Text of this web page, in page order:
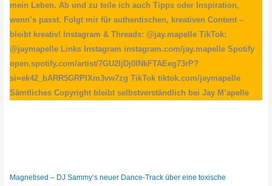
mein Leben. Ab und zu teile ich auch Tipps oder Inspiration,
wenn’s passt. Folgt mir für authentischen, kreativen Content –
bleibt kreativ! Instagram & Threads: @jay.mapelle TikTok:
@jaymapelle Links Instagram instagram.com/jay.mapelle Spotify
open.spotify.com/artist/7GU2IjDj0lNkFTAEeg73rP?
si=ek42_bARR5GRPIXm3vw7zg TikTok tiktok.com/jaymapelle
Sämtliches Copyright bleibt selbstverständlich bei Jay M’apelle
Magnetised – DJ Sammy‘s neuer Dance-Track über eine toxische